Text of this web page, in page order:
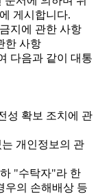
게시합니다.
지에 관한 사항
한 사항
다음과 같이 대통
성 확보 조치에 관
개인정보의 관
"수탁자"라 한
우의 손해배상 등